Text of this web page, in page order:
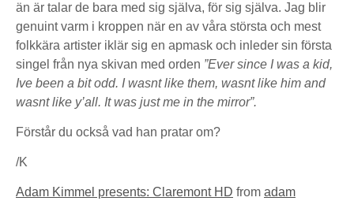
än är talar de bara med sig själva, för sig själva. Jag blir
genuint varm i kroppen när en av våra största och mest
folkkära artister iklär sig en apmask och inleder sin första
singel från nya skivan med orden ”Ever since I was a kid,
Ive been a bit odd. I wasnt like them, wasnt like him and
wasnt like y’all. It was just me in the mirror”.
Förstår du också vad han pratar om?
/K
Adam Kimmel presents: Claremont HD from adam